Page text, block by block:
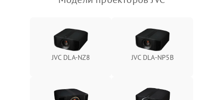
JVC DLA-NZ8 JVC DLA-NP5B